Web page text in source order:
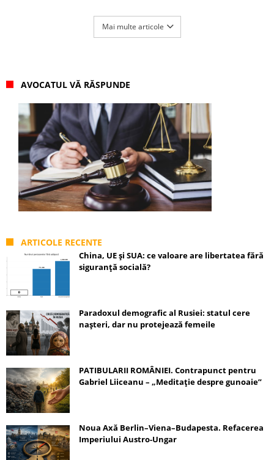
Mai multe articole
AVOCATUL VĂ RĂSPUNDE
ARTICOLE RECENTE
China, UE și SUA: ce valoare are libertatea fără
siguranță socială?
Paradoxul demografic al Rusiei: statul cere
nașteri, dar nu protejează femeile
PATIBULARII ROMÂNIEI. Contrapunct pentru
Gabriel Liiceanu – „Meditație despre gunoaie”
Noua Axă Berlin–Viena–Budapesta. Refacerea
Imperiului Austro-Ungar